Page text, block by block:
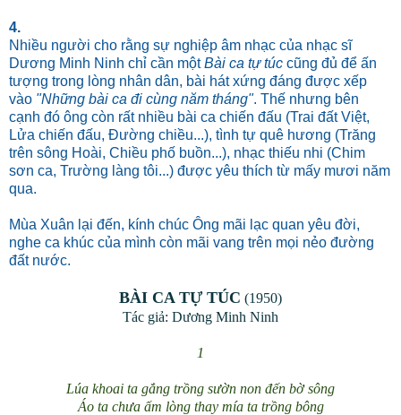
4.
Nhiều người cho rằng sự nghiệp âm nhạc của nhạc sĩ
Dương Minh Ninh chỉ cần mộtBài ca tự túc cũng đủ để ấn
tượng trong lòng nhân dân, bài hát xứng đáng được xếp
vào "Những bài ca đi cùng năm tháng". Thế nhưng bên
cạnh đó ông còn rất nhiều bài ca chiến đấu (Trai đất Việt,
Lửa chiến đấu, Đường chiều...), tình tự quê hương (Trăng
trên sông Hoài, Chiều phố buồn...), nhạc thiếu nhi (Chim
sơn ca, Trường làng tôi...) được yêu thích từ mấy mươi năm
qua.
Mùa Xuân lại đến, kính chúc Ông mãi lạc quan yêu đời,
nghe ca khúc của mình còn mãi vang trên mọi nẻo đường
đất nước.
BÀI CA TỰ TÚC (1950)
Tác giả: Dương Minh Ninh
1
Lúa khoai ta gắng trồng sườn non đến bờ sông
Áo ta chưa ấm lòng thay mía ta trồng bông